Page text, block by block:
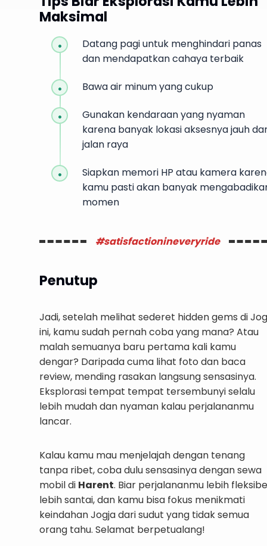
Maksimal
Datang pagi untuk menghindari panas
dan mendapatkan cahaya terbaik
Bawa air minum yang cukup
Gunakan kendaraan yang nyaman
karena banyak lokasi aksesnya jauh
jalan raya
Siapkan memori HP atau kamera
kamu pasti akan banyak
momen
#satisfactionineveryride
Penutup
Jadi, setelah melihat sederet hidden gems di
ini, kamu sudah pernah coba yang mana? Atau
malah semuanya baru pertama kali kamu
dengar? Daripada cuma lihat foto dan baca
review, mending rasakan langsung sensasinya.
Eksplorasi tempat tempat tersembunyi selalu
lebih mudah dan nyaman kalau perjalananmu
lancar.
Kalau kamu mau menjelajah dengan tenang
tanpa ribet, coba dulu sensasinya dengan sewa
mobil di Harent. Biar perjalananmu lebih
lebih santai, dan kamu bisa fokus menikmati
keindahan Jogja dari sudut yang tidak semua
orang tahu. Selamat berpetualang!